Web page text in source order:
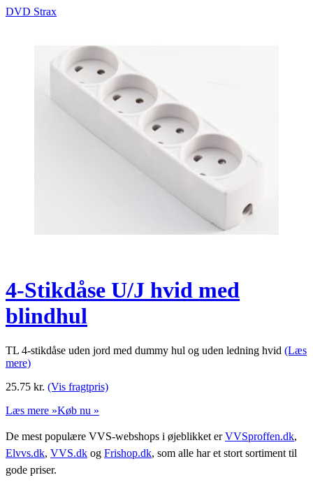
DVD Strax
4-Stikdåse U/J hvid med
blindhul
TL 4-stikdåse uden jord med dummy hul og uden ledning hvid (Læs
mere)
25.75 kr. (Vis fragtpris)
Læs mere »Køb nu »
De mest populære VVS-webshops i øjeblikket erVVSproffen.dk,
Elvvs.dk, VVS.dk og Frishop.dk, som alle har et stort sortiment til
gode priser.